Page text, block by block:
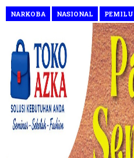
NARKOBA NASIONAL PEMILU